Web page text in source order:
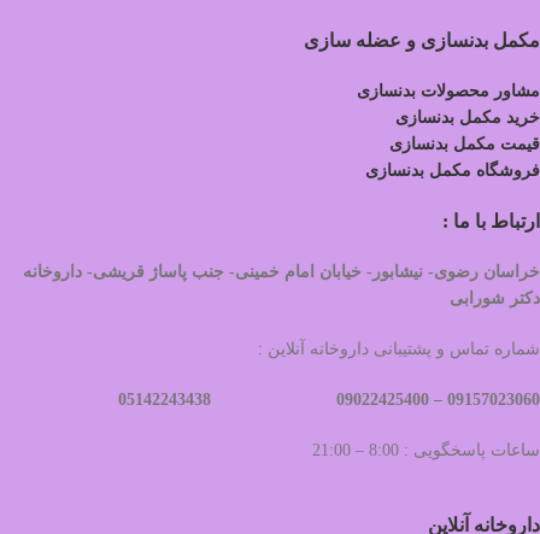
مکمل بدنسازی و عضله سازی
مشاور محصولات بدنسازی
خرید مکمل بدنسازی
قیمت مکمل بدنسازی
فروشگاه مکمل بدنسازی
ارتباط با ما :
خراسان رضوی- نیشابور- خیابان امام خمینی- جنب پاساژ قریشی- داروخانه
دکتر شورابی
شماره تماس و پشتیبانی داروخانه آنلاین :
09157023060 –
ساعات پاسخگویی : 8:00 – 21:00
داروخانه آنلاین